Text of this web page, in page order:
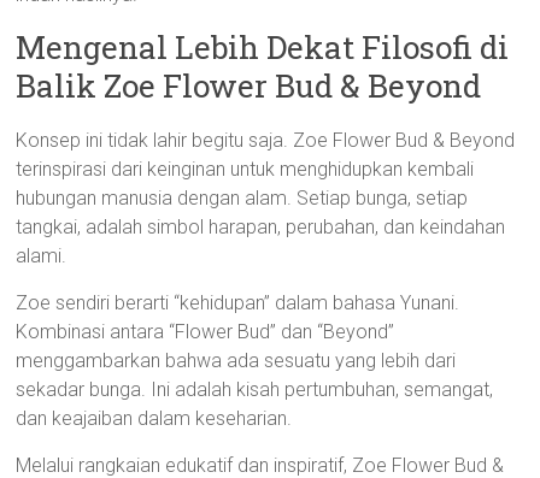
Mengenal Lebih Dekat Filosofi di
Balik Zoe Flower Bud & Beyond
Konsep ini tidak lahir begitu saja. Zoe Flower Bud & Beyond
terinspirasi dari keinginan untuk menghidupkan kembali
hubungan manusia dengan alam. Setiap bunga, setiap
tangkai, adalah simbol harapan, perubahan, dan keindahan
alami.
Zoe sendiri berarti “kehidupan” dalam bahasa Yunani.
Kombinasi antara “Flower Bud” dan “Beyond”
menggambarkan bahwa ada sesuatu yang lebih dari
sekadar bunga. Ini adalah kisah pertumbuhan, semangat,
dan keajaiban dalam keseharian.
Melalui rangkaian edukatif dan inspiratif, Zoe Flower Bud &